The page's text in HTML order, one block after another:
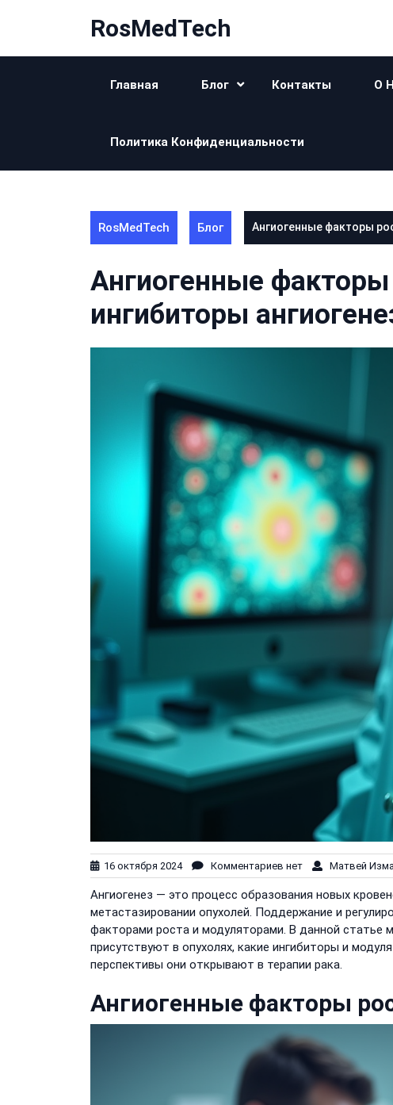
RosMedTech
Главная Блог Контакты О
Политика Конфиденциальности
RosMedTech Блог Ангиогенные факторы
Ангиогенные факторы
ингибиторы
16 октября 2024 Комментариев нет Матвей
Ангиогенез — это процесс образования новых
метастазировании опухолей. Поддержание и
факторами роста и модуляторами. В данной статье
присутствуют в опухолях, какие ингибиторы и
перспективы они открывают в терапии рака.
Ангиогенные факторы